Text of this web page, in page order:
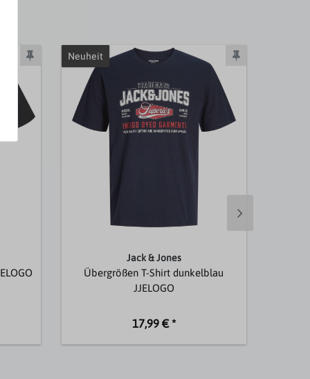
Neuheit
Jack & Jones
Übergrößen T-Shirt dunkelblau
JJELOGO
17,99 € *